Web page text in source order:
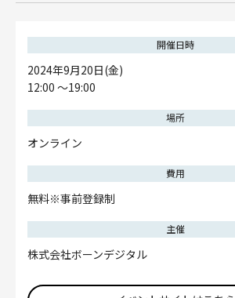
開催日時
2024年9月20日(金)
12:00 〜19:00
場所
オンライン
費用
無料※事前登録制
主催
株式会社ボーンデジタル